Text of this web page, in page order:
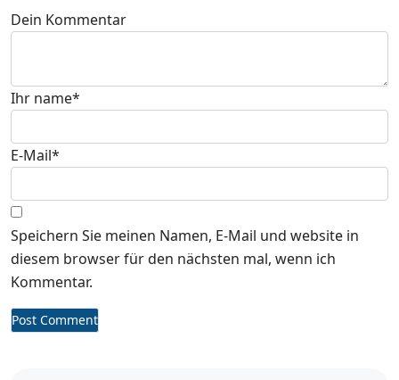
Dein Kommentar
Ihr name*
E-Mail*
Speichern Sie meinen Namen, E-Mail und website in
diesem browser für den nächsten mal, wenn ich
Kommentar.